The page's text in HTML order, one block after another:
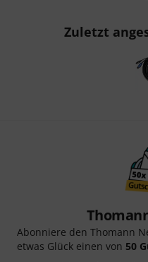
Zuletzt
Abonniere den Thomann
etwas Glück einen von 50